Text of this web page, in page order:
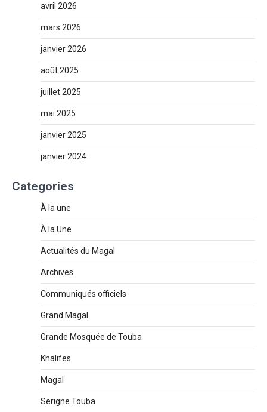
avril 2026
mars 2026
janvier 2026
août 2025
juillet 2025
mai 2025
janvier 2025
janvier 2024
Categories
À la une
À la Une
Actualités du Magal
Archives
Communiqués officiels
Grand Magal
Grande Mosquée de Touba
Khalifes
Magal
Serigne Touba